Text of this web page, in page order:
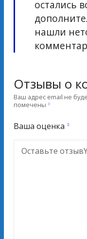
остались
нашли
Отзывы о
Ваш адрес email не
помечены
Ваша оценка
Оставьте отзыв